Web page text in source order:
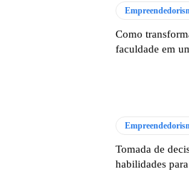
Como
faculdade em
Tomada de
habilidades